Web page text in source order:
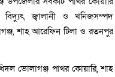
বিদ্যুৎ, জ্বালানী ও খনিজসম্পদ
শাহ আরেফিন টিলা ও রতনপুর
ভোলাগঞ্জ পাথর কোয়ারি, শাহ